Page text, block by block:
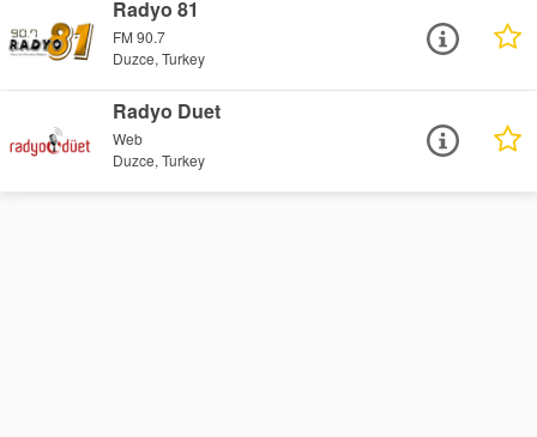
Radyo 81
FM 90.7
Duzce, Turkey
Radyo Duet
Web
Duzce, Turkey